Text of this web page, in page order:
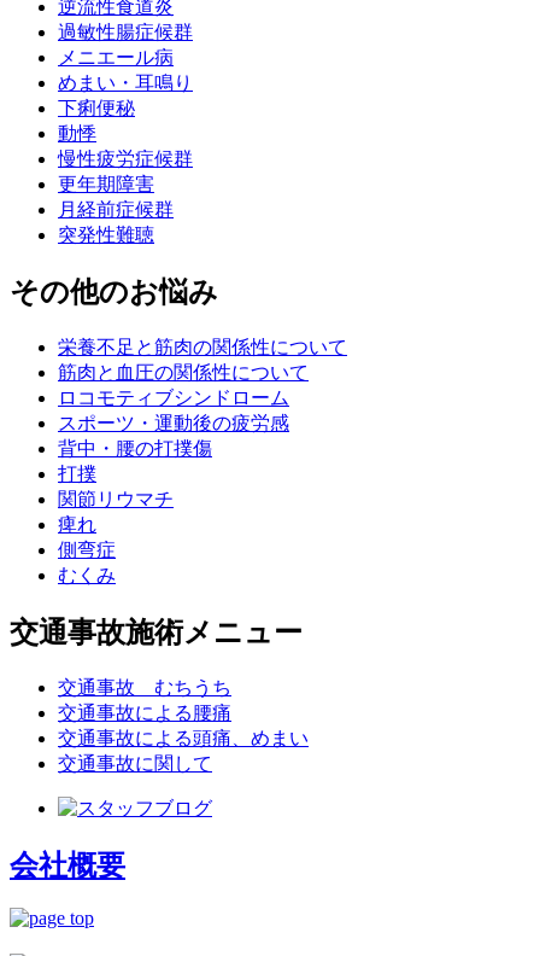
逆流性食道炎
過敏性腸症候群
メニエール病
めまい・耳鳴り
下痢便秘
動悸
慢性疲労症候群
更年期障害
月経前症候群
突発性難聴
その他のお悩み
栄養不足と筋肉の関係性について
筋肉と血圧の関係性について
ロコモティブシンドローム
スポーツ・運動後の疲労感
背中・腰の打撲傷
打撲
関節リウマチ
痺れ
側弯症
むくみ
交通事故施術メニュー
交通事故 むちうち
交通事故による腰痛
交通事故による頭痛、めまい
交通事故に関して
会社概要